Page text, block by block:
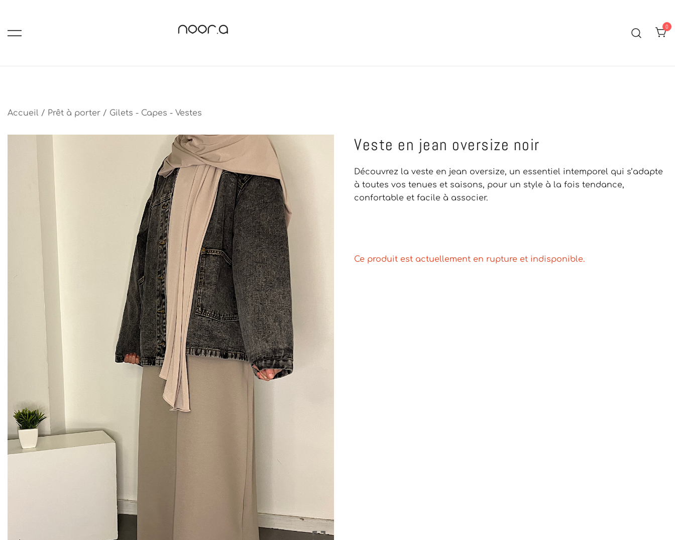
content
0
Accueil / Prêt à porter / Gilets - Capes - Vestes
Veste en jean oversize noir
Découvrez la veste en jean oversize, un essentiel intemporel qui s’adapte
à toutes vos tenues et saisons, pour un style à la fois tendance,
confortable et facile à associer.
Ce produit est actuellement en rupture et indisponible.